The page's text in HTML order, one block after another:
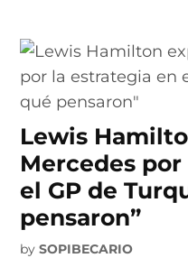
Lewis
Mercedes
el GP de
pensaron”
by SOPIBECARIO